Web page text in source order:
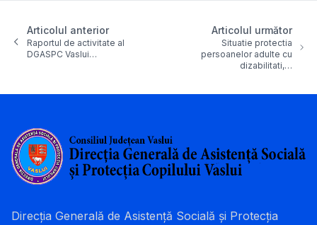
Articolul anterior
Raportul de activitate al
DGASPC Vaslui…
Articolul următor
Situatie protectia
persoanelor adulte cu
dizabilitati,…
Direcția Generală de Asistență Socială și Protecția